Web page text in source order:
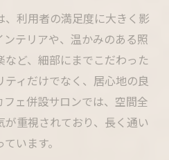
、利用者の満足度に大きく影
テリアや、温かみのある照
ど、細部にまでこだわった
ィだけでなく、居心地の良
ェ併設サロンでは、空間全
重視されており、長く通い
います。